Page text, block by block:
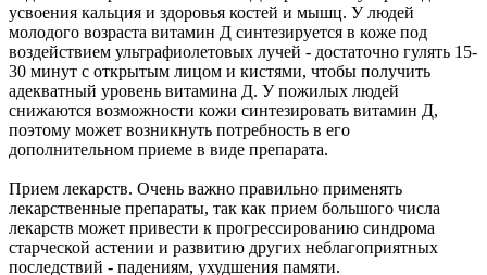
усвоения кальция и здоровья костей и мышц. У людей
молодого возраста витамин Д синтезируется в коже под
воздействием ультрафиолетовых лучей - достаточно гулять 15-
30 минут с открытым лицом и кистями, чтобы получить
адекватный уровень витамина Д. У пожилых людей
снижаются возможности кожи синтезировать витамин Д,
поэтому может возникнуть потребность в его
дополнительном приеме в виде препарата.
Прием лекарств. Очень важно правильно применять
лекарственные препараты, так как прием большого числа
лекарств может привести к прогрессированию синдрома
старческой астении и развитию других неблагоприятных
последствий - падениям, ухудшения памяти.